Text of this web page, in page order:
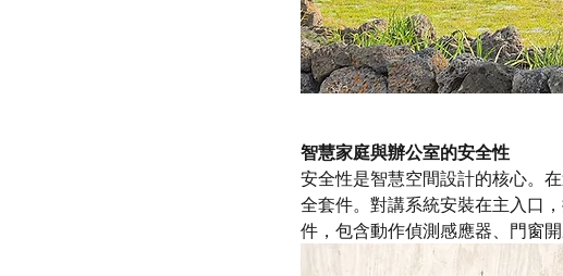
智慧家庭與辦公室的安全性
安全性是智慧空間設計的核心。
全套件。對講系統安裝在主入口
件，包含動作偵測感應器、門窗